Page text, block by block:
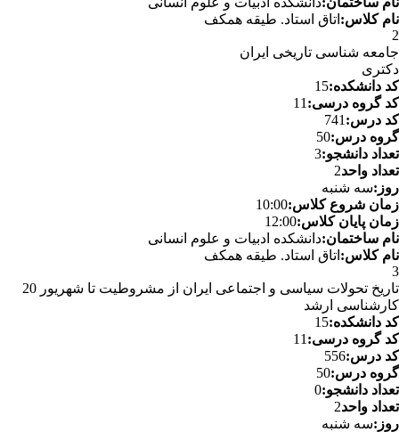
نام کلاس: اتاق استاد. طیقه همکف
2
جامعه شناسی تاریخی ایران
دکتری
کد دانشکده:15
کد گروه درسی: 11
کد درس: 741
گروه درس:50
تعداد دانشجو:3
تعداد واحد2
روز:سه شنبه
زمان شروع کلاس:10:00
زمان پایان کلاس:12:00
نام ساختمان:دانشکده ادبیات و علوم انسانی
نام کلاس: اتاق استاد. طیقه همکف
3
تاریخ تحولات سیاسی و اجتماعی ایران از مشروطیت تا شهریور 20
کارشناسی ارشد
کد دانشکده:15
کد گروه درسی: 11
کد درس:556
گروه درس:50
تعداد دانشجو:0
تعداد واحد2
روز:سه شنبه